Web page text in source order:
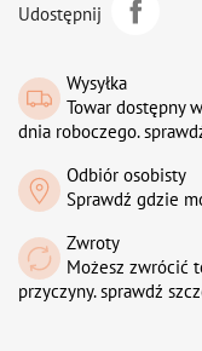
Udostępnij
Wysyłka
Towar dostępny
dnia roboczego.
Odbiór osobisty
Sprawdź gdzie
Zwroty
Możesz zwrócić
przyczyny. sprawdź